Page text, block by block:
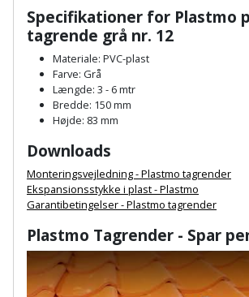
teleskopstøtte
Stålbørste
Stemmejern
Stillads
Tænger
Tagpapbrænder
Tapetværktøj
Multicuttertilbehør
Multisliber
Nedbrydningshammer
Overfræser
Overfræsertilbehør
Polermaskine
Rillefræser
Redskabsskur
Rengøring
Shelter
Sikkerhed
hjemmet
Skadedyrsbekæmpelse
Skraldespandsskjuler
Skydelåge
Specifikationer for Plastmo
tagrende grå nr. 12
Materiale: PVC-plast
Farve: Grå
Længde: 3 - 6 mtr
Bredde: 150 mm
Højde: 83 mm
Downloads
Monteringsvejledning - Plastmo tagrender
Ekspansionsstykke i plast - Plastmo
Garantibetingelser - Plastmo tagrender
Plastmo Tagrender - Spar